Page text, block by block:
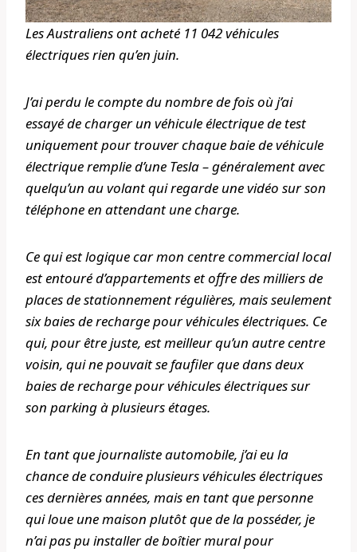
Les Australiens ont acheté 11 042 véhicules
électriques rien qu’en juin.
J’ai perdu le compte du nombre de fois où j’ai
essayé de charger un véhicule électrique de test
uniquement pour trouver chaque baie de véhicule
électrique remplie d’une Tesla – généralement avec
quelqu’un au volant qui regarde une vidéo sur son
téléphone en attendant une charge.
Ce qui est logique car mon centre commercial local
est entouré d’appartements et offre des milliers de
places de stationnement régulières, mais seulement
six baies de recharge pour véhicules électriques. Ce
qui, pour être juste, est meilleur qu’un autre centre
voisin, qui ne pouvait se faufiler que dans deux
baies de recharge pour véhicules électriques sur
son parking à plusieurs étages.
En tant que journaliste automobile, j’ai eu la
chance de conduire plusieurs véhicules électriques
ces dernières années, mais en tant que personne
qui loue une maison plutôt que de la posséder, je
n’ai pas pu installer de boîtier mural pour